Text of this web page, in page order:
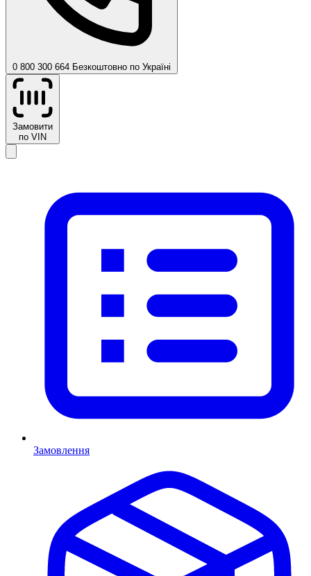
0 800 300 664 Безкоштовно по Україні
Замовити
по VIN
Замовлення